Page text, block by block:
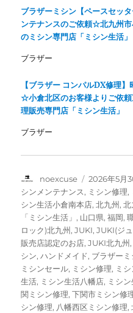
開
き
ま
す
ブラザーミシン【ペースセッ
ンテナンスのご依頼☆北九州
のミシン専門店「ミシン生活」
ブラザー
【ブラザー コンパルDX修理
☆小倉北区のお客様よりご依
理販売専門店「ミシン生活」
ブラザー
投
稿
者
noexcuse
投
稿
日:
2026年5月
シンメンテナンス, ミシン修理,
シン生活小倉南本店,北九州 ,北
「ミシン生活」 , 山口県,福岡,
ロック)北九州 ,JUKI,JUKI(ジ
販売店認定のお店,JUKI北九州
シン,ハンドメイド, ブラザーミ
ミシンセール, ミシン修理, ミ
生活, ミシン生活八幡店, ミシ
関ミシン修理,下関市ミシン修
シン修理, 八幡西区ミシン修理,